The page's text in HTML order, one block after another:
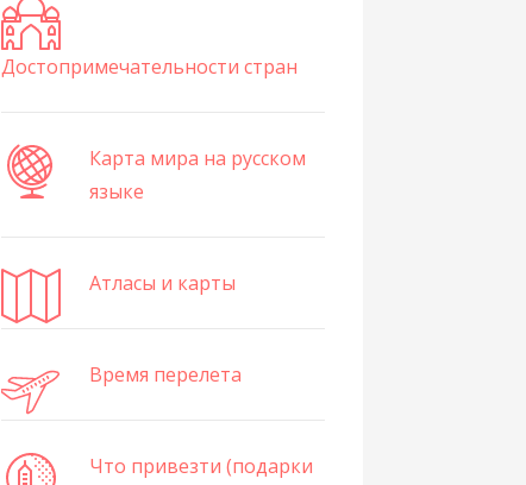
Достопримечательности стран
Карта мира на русском
языке
Атласы и карты
Время перелета
Что привезти (подарки